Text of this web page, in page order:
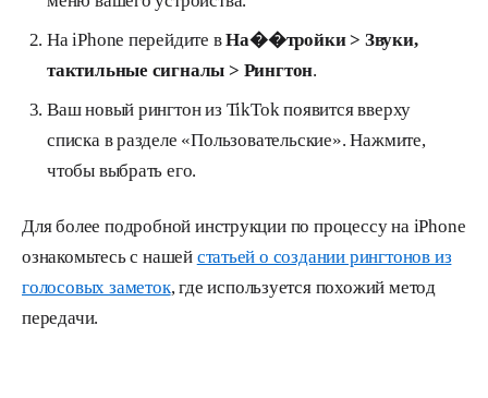
На iPhone перейдите вНа��тройки > Звуки,
тактильные сигналы > Рингтон.
Ваш новый рингтон из TikTok появится вверху
списка в разделе «Пользовательские». Нажмите,
чтобы выбрать его.
Для более подробной инструкции по процессу на iPhone
ознакомьтесь с нашей статьей о создании рингтонов из
голосовых заметок, где используется похожий метод
передачи.